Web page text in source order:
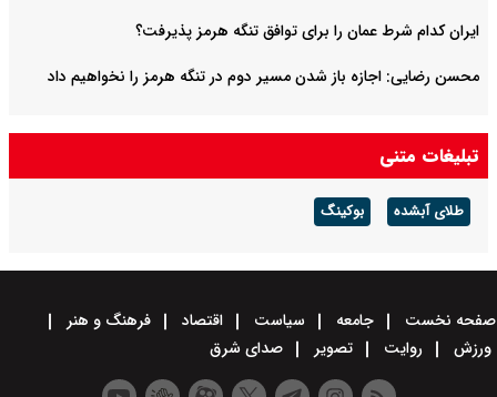
ایران کدام شرط عمان را برای توافق تنگه هرمز پذیرفت؟
محسن رضایی: اجازه باز شدن مسیر دوم در تنگه هرمز را نخواهیم داد
تبلیغات متنی
طلای آبشده بوکینگ
صفحه نخست جامعه سیاست اقتصاد
فرهنگ و هنر
ورزش
روایت تصویر صدای شرق